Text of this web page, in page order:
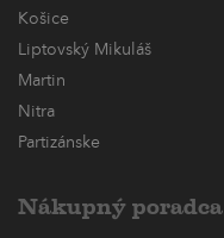
Košice
Liptovský Mikuláš
Martin
Nitra
Partizánske
Nákupný poradca